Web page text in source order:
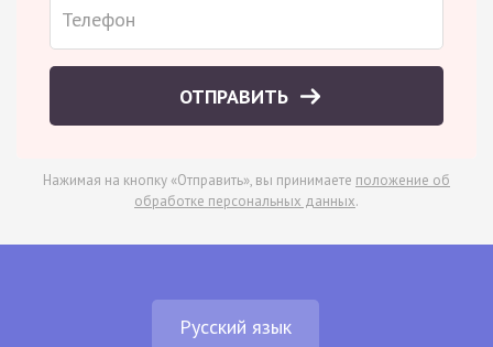
ОТПРАВИТЬ
Нажимая на кнопку «Отправить», вы принимаете положение об
обработке персональных данных.
Русский язык